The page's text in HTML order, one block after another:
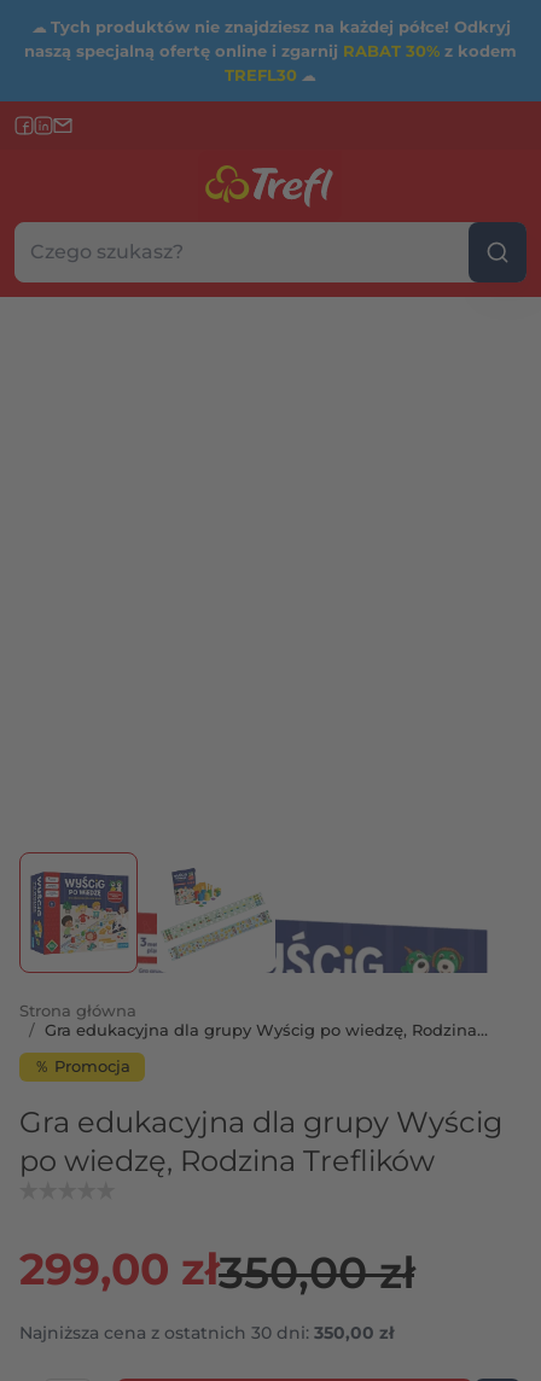
☁ Tych produktów nie znajdziesz na każdej półce! Odkryj
naszą specjalną ofertę online i zgarnij RABAT 30% z kodem
TREFL30 ☁
Szukaj w sklepie...
Wybierz kategorię
View larger imageView larger image
Strona główna
/ Gra edukacyjna dla grupy Wyścig po wiedzę, Rodzina
Treflików
％ Promocja
Gra edukacyjna dla grupy Wyścig
po wiedzę, Rodzina Treflików
350,00 zł
299,00 zł
Najniższa cena z ostatnich 30 dni: 350,00 zł